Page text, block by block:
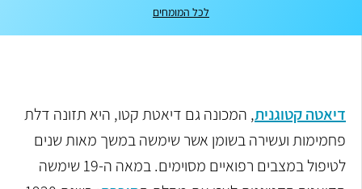
לכל המומחים
דיאטה קטוגנית, המכונה גם דיאטת קטו, היא תזונה דלת
פחמימות ועשירה בשומן אשר שימשה במשך מאות שנים
לטיפול במצבים רפואיים מסוימים. במאה ה-19 שימשה